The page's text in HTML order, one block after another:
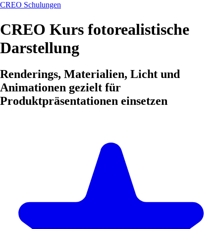
CREO Schulungen
CREO Kurs fotorealistische
Darstellung
Renderings, Materialien, Licht und
Animationen gezielt für
Produktpräsentationen einsetzen